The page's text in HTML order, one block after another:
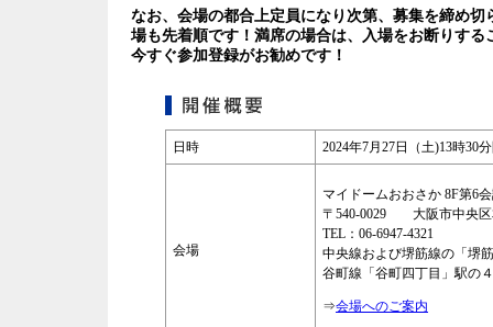
なお、会場の都合上定員になり次第、募集を締め
場も先着順です！満席の場合は、入場をお断りす
今すぐ参加登録がお勧めです！
日時 2024年7月27日（土)13時30
会場
マイドームおおさか 8F第6
〒540-0029 大阪市中央区
TEL：06-6947-4321
中央線および堺筋線の「堺
谷町線「谷町四丁目」駅の
⇒会場へのご案内